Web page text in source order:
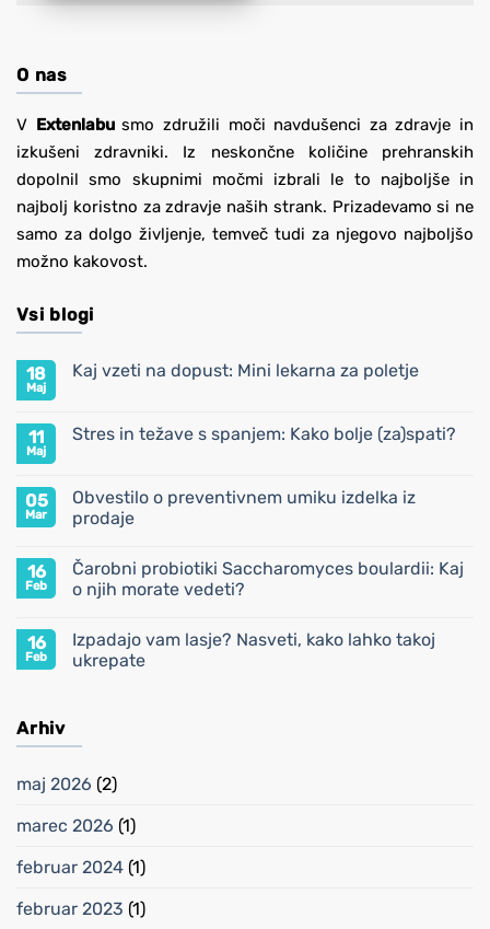
O nas
V Extenlabusmo združili moči navdušenci za zdravje in
izkušeni zdravniki. Iz neskončne količine prehranskih
dopolnil smo skupnimi močmi izbrali le to najboljše in
najbolj koristno za zdravje naših strank. Prizadevamo si ne
samo za dolgo življenje, temveč tudi za njegovo najboljšo
možno kakovost.
Vsi blogi
18
Maj
Kaj vzeti na dopust: Mini lekarna za poletje
Kaj
Mini
lekarna
za
11
Maj
Stres in težave s spanjem: Kako bolje (za)spati?
Stres
in
težave
spanjem:
Kako
bolje
(za)spati?
05
Mar
Obvestilo o preventivnem umiku izdelka iz
prodaje
komentarjev
na
Obvestilo
o
izdelka
iz
prodaje
16
Feb
Čarobni probiotiki Saccharomyces boulardii: Kaj
o njih morate vedeti?
na
Čarobni
probiotiki
16
Feb
Izpadajo vam lasje? Nasveti, kako lahko takoj
ukrepate
kako
lahko
ukrepate
Arhiv
maj 2026 (2)
marec 2026 (1)
februar 2024 (1)
februar 2023 (1)